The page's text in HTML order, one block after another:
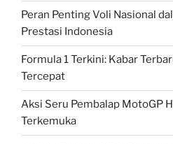
Peran Penting Voli Nasional
Prestasi Indonesia
Formula 1 Terkini: Kabar
Tercepat
Aksi Seru Pembalap MotoGP
Terkemuka